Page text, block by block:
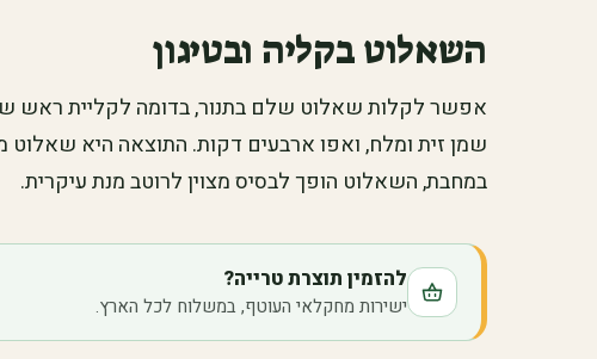
השאלוט בקליה ובטיגון
אפשר לקלות שאלוט שלם בתנור, בדומה לקליית ראש
שמן זית ומלח, ואפו ארבעים דקות. התוצאה היא שאלוט
במחבת, השאלוט הופך לבסיס מצוין לרוטב מנת עיקרית.
להזמין תוצרת טרייה?
ישירות מחקלאי העוטף, במשלוח לכל הארץ.